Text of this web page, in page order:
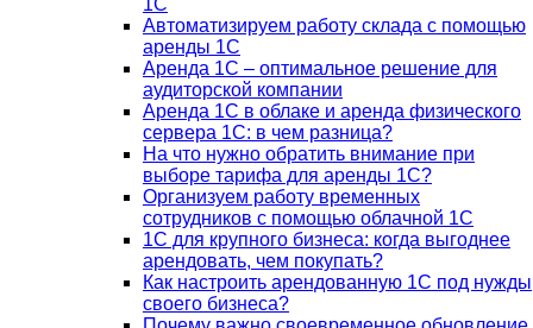
1С
Автоматизируем работу склада с помощью
аренды 1С
Аренда 1С – оптимальное решение для
аудиторской компании
Аренда 1С в облаке и аренда физического
сервера 1С: в чем разница?
На что нужно обратить внимание при
выборе тарифа для аренды 1С?
Организуем работу временных
сотрудников с помощью облачной 1С
1С для крупного бизнеса: когда выгоднее
арендовать, чем покупать?
Как настроить арендованную 1С под нужды
своего бизнеса?